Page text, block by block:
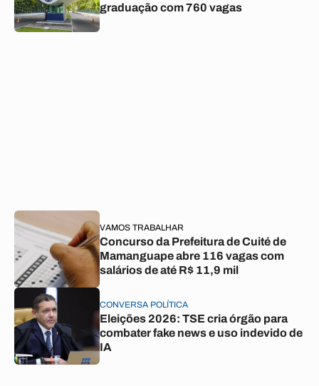
graduação com 760 vagas
VAMOS TRABALHAR
Concurso da Prefeitura de Cuité de
Mamanguape abre 116 vagas com
salários de até R$ 11,9 mil
CONVERSA POLÍTICA
Eleições 2026: TSE cria órgão para
combater fake news e uso indevido de
IA